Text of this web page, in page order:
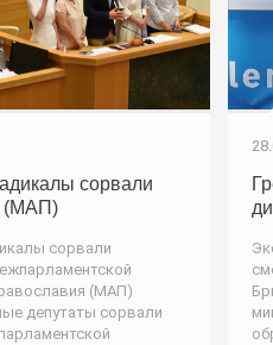
сорвали
(МАП)
сорвали
(МАП)
депутаты сорвали